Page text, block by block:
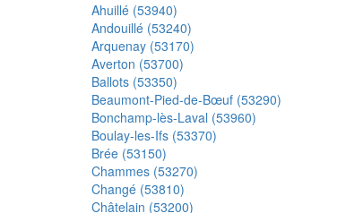
Ahuillé (53940)
Andouillé (53240)
Arquenay (53170)
Averton (53700)
Ballots (53350)
Beaumont-Pied-de-Bœuf (53290)
Bonchamp-lès-Laval (53960)
Boulay-les-Ifs (53370)
Brée (53150)
Chammes (53270)
Changé (53810)
Châtelain (53200)